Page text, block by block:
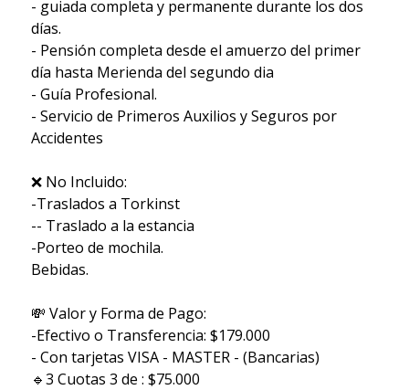
- guiada completa y permanente durante los dos
días.
- Pensión completa desde el amuerzo del primer
día hasta Merienda del segundo dia
- Guía Profesional.
- Servicio de Primeros Auxilios y Seguros por
Accidentes
❌ No Incluido:
-Traslados a Torkinst
-- Traslado a la estancia
-Porteo de mochila.
Bebidas.
💸 Valor y Forma de Pago:
-Efectivo o Transferencia: $179.000
- Con tarjetas VISA - MASTER - (Bancarias)
🔹3 Cuotas 3 de : $75.000